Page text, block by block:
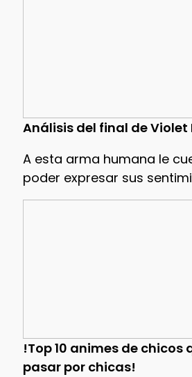
Análisis del final de Violet
A esta arma humana le
poder expresar sus
!Top 10 animes de chicos
pasar por chicas!